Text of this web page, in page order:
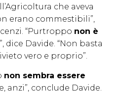
che aveva
erano commestibili”,
“Purtroppo non è
”, dice Davide. “Non basta
vero e proprio”.
non sembra essere
anzi”, conclude Davide.